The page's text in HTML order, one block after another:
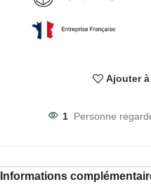
Ajouter
1 Personne
Informations